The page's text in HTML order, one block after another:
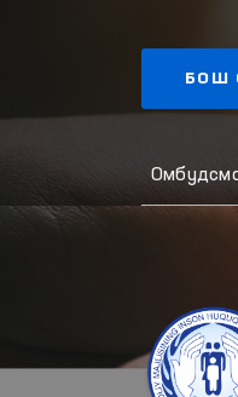
БОШ